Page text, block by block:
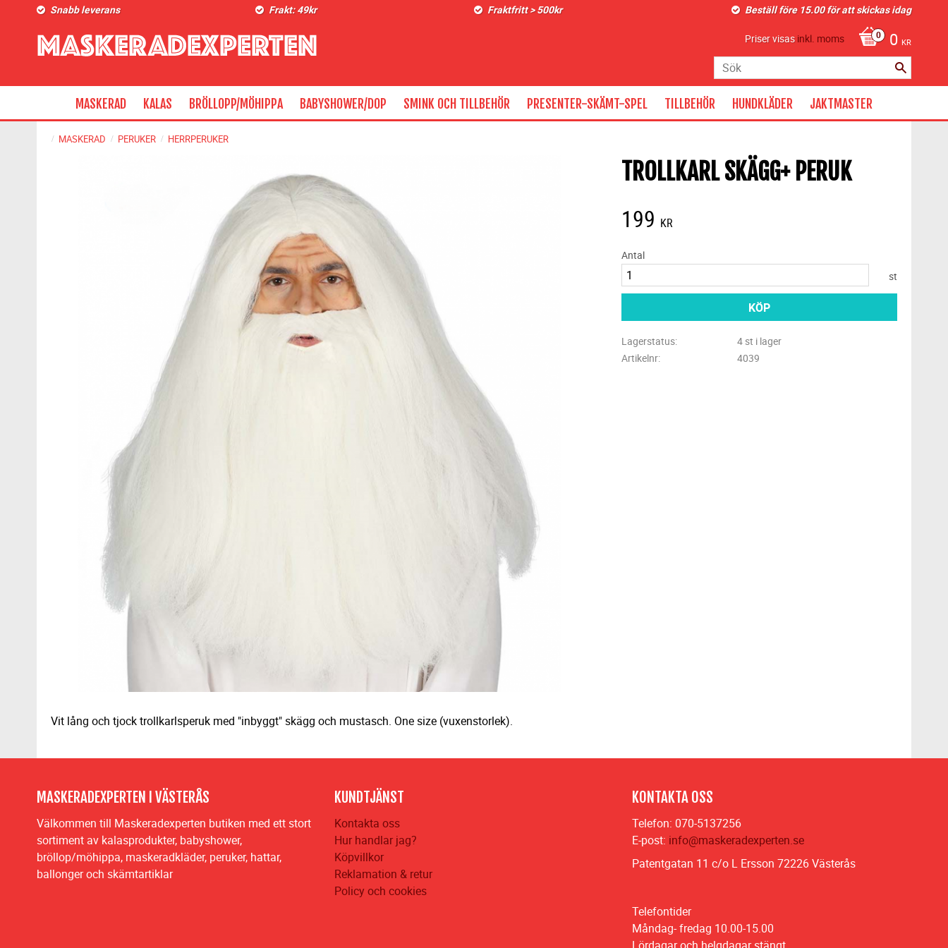
Snabb leverans Frakt: 49kr Fraktfritt > 500kr Beställ före 15.00 för att skickas idag
0 KR
Priser visasinkl. moms
MASKERAD KALAS BRÖLLOPP/MÖHIPPA BABYSHOWER/DOP SMINK OCH TILLBEHÖR PRESENTER-SKÄMT-SPEL TILLBEHÖR HUNDKLÄDER JAKTMASTER
MASKERAD PERUKER HERRPERUKER
TROLLKARL SKÄGG+ PERUK
199 KR
Antal
st
KÖP
Lagerstatus
4 st i lager
Artikelnr
4039
Vit lång och tjock trollkarlsperuk med "inbyggt" skägg och mustasch. One size (vuxenstorlek).
MASKERADEXPERTEN I VÄSTERÅS
Välkommen till Maskeradexperten butiken med ett stort
sortiment av kalasprodukter, babyshower,
bröllop/möhippa, maskeradkläder, peruker, hattar,
ballonger och skämtartiklar
KUNDTJÄNST
Kontakta oss
Hur handlar jag?
Köpvillkor
Reklamation & retur
Policy och cookies
KONTAKTA OSS
Telefon: 070-5137256
E-post: info@maskeradexperten.se
Patentgatan 11 c/o L Ersson 72226 Västerås
Telefontider
Måndag- fredag 10.00-15.00
Lördagar och helgdagar stängt